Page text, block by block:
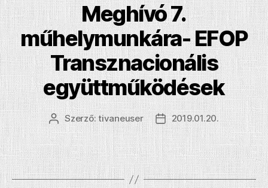
Meghívó 7.
műhelymunkára- EFOP
Transznacionális
együttműködések
Bejegyzés
szerzője
Szerző:tivaneuser
Bejegyzés
dátuma
2019.01.20.